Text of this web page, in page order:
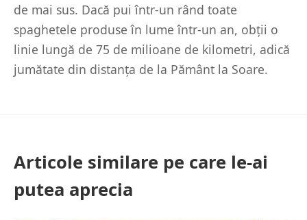
de mai sus. Dacă pui într-un rând toate
spaghetele produse în lume într-un an, obții o
linie lungă de 75 de milioane de kilometri, adică
jumătate din distanța de la Pământ la Soare.
Articole similare pe care le-ai
putea aprecia